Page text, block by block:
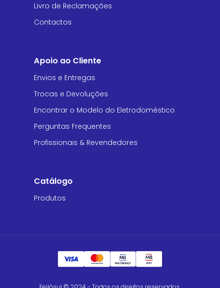
Livro de Reclamações
Contactos
Apoio ao Cliente
Envios e Entregas
Trocas e Devoluções
Encontrar o Modelo do Eletrodoméstico
Perguntas Frequentes
Profissionais & Revendedores
Catálogo
Produtos